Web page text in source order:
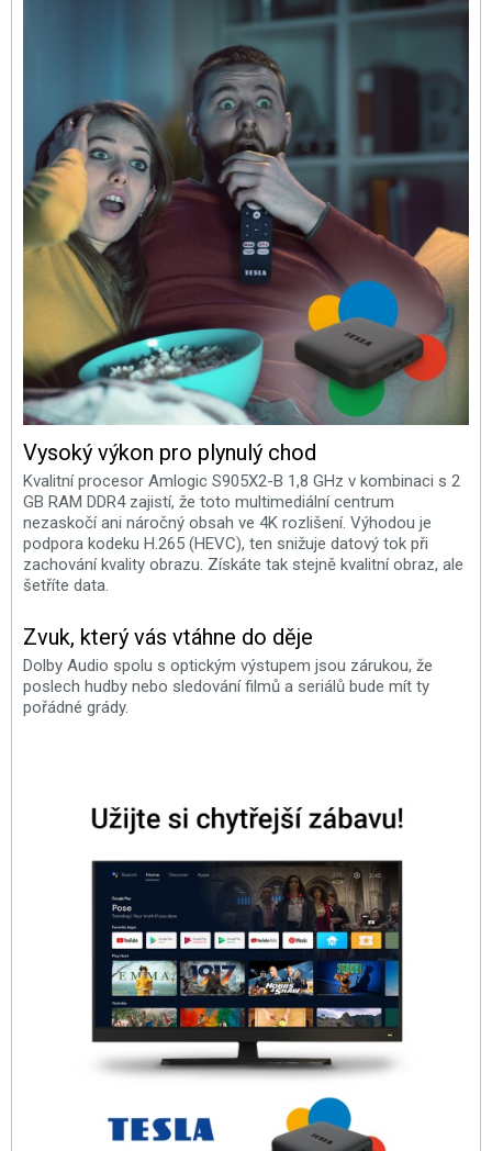
Vysoký výkon pro plynulý chod
Kvalitní procesor Amlogic S905X2-B 1,8 GHz v kombinaci s 2
GB RAM DDR4 zajistí, že toto multimediální centrum
nezaskočí ani náročný obsah ve 4K rozlišení. Výhodou je
podpora kodeku H.265 (HEVC), ten snižuje datový tok při
zachování kvality obrazu. Získáte tak stejně kvalitní obraz, ale
šetříte data.
Zvuk, který vás vtáhne do děje
Dolby Audio spolu s optickým výstupem jsou zárukou, že
poslech hudby nebo sledování filmů a seriálů bude mít ty
pořádné grády.